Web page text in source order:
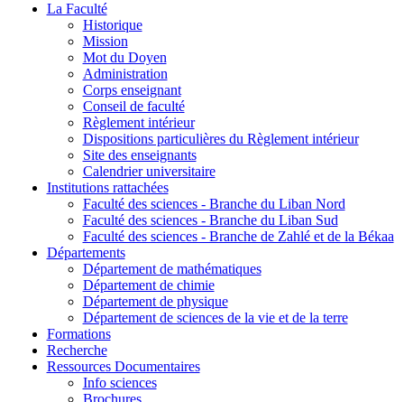
La Faculté
Historique
Mission
Mot du Doyen
Administration
Corps enseignant
Conseil de faculté
Règlement intérieur
Dispositions particulières du Règlement intérieur
Site des enseignants
Calendrier universitaire
Institutions rattachées
Faculté des sciences - Branche du Liban Nord
Faculté des sciences - Branche du Liban Sud
Faculté des sciences - Branche de Zahlé et de la Békaa
Départements
Département de mathématiques
Département de chimie
Département de physique
Département de sciences de la vie et de la terre
Formations
Recherche
Ressources Documentaires
Info sciences
Brochures